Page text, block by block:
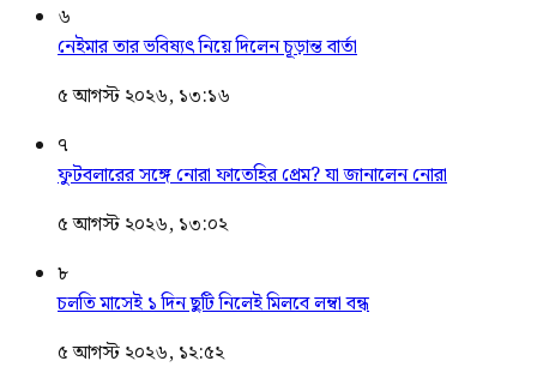
৬
নেইমার তার ভবিষ্যৎ নিয়ে দিলেন চূড়ান্ত বার্তা
৫ আগস্ট ২০২৬, ১৩:১৬
৭
ফুটবলারের সঙ্গে নোরা ফাতেহির প্রেম? যা জানালেন নোরা
৫ আগস্ট ২০২৬, ১৩:০২
৮
চলতি মাসেই ১ দিন ছুটি নিলেই মিলবে লম্বা বন্ধ
৫ আগস্ট ২০২৬, ১২:৫২